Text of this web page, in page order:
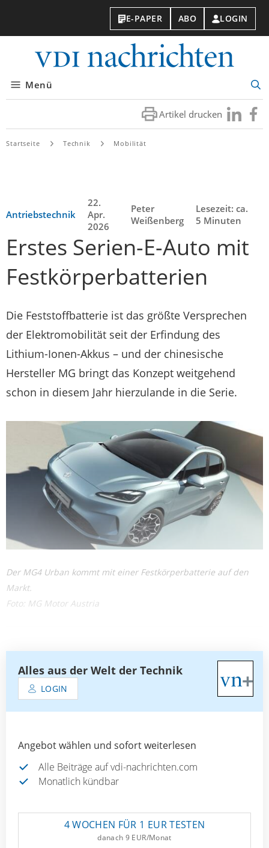
E-PAPER ABO LOGIN
Menü
Artikel drucken Besuchen
Sie
Sie
Startseite Technik Mobilität
Antriebstechnik
22.
Apr.
2026
Peter
Weißenberg
Lesezeit: ca.
5 Minuten
Erstes Serien-E-Auto mit
Festkörperbatterien
Die Feststoffbatterie ist das größte Versprechen
der Elektromobilität seit der Erfindung des
Lithium-Ionen-Akkus – und der chinesische
Hersteller MG bringt das Konzept weitgehend
schon in diesem Jahr hierzulande in die Serie.
Der MG4 Urban kommt mit einer Festkörperbatterie auf den
Markt.
Foto: MG Motor Austria
Alles aus der Welt der Technik
LOGIN
Angebot wählen und sofort weiterlesen
Alle Beiträge auf vdi-nachrichten.com
Monatlich kündbar
4 WOCHEN FÜR 1 EUR TESTEN
danach 9 EUR/Monat